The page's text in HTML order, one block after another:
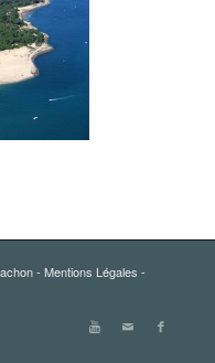
- Mentions Légales -